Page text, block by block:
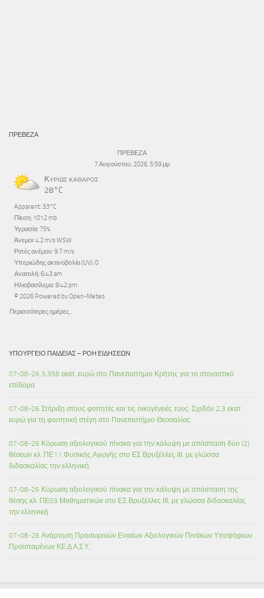
ΠΡΕΒΕΖΑ
ΠΡΕΒΕΖΑ
7 Αυγούστου, 2026, 5:59 μμ
Κυρίως καθαρός
28°C
Apparent: 33°C
Πίεση: 1012 mb
Υγρασία: 75%
Άνεμοι: 4.2 m/s WSW
Ριπές ανέμου: 9.7 m/s
Υπεριώδης ακτινοβολία (UV): 0
Ανατολή: 6:43 am
Ηλιοβασίλεμα: 8:42 pm
© 2026 Powered by Open-Meteo
Περισσότερες ημέρες...
ΥΠΟΥΡΓΕΊΟ ΠΑΙΔΕΊΑΣ – ΡΟΉ ΕΙΔΉΣΕΩΝ
07-08-26 3,358 εκατ. ευρώ στο Πανεπιστήμιο Κρήτης για το στεγαστικό
επίδομα
07-08-26 Στήριξη στους φοιτητές και τις οικογένειές τους: Σχεδόν 2,3 εκατ.
ευρώ για τη φοιτητική στέγη στο Πανεπιστήμιο Θεσσαλίας
07-08-26 Κύρωση αξιολογικού πίνακα για την κάλυψη με απόσπαση δύο (2)
θέσεων κλ. ΠΕ11 Φυσικής Αγωγής στο ΕΣ Βρυξέλλες ΙΙΙ, με γλώσσα
διδασκαλίας την ελληνική
07-08-26 Κύρωση αξιολογικού πίνακα για την κάλυψη με απόσπαση της
θέσης κλ. ΠΕ03 Μαθηματικών στο ΕΣ Βρυξέλλες ΙΙΙ, με γλώσσα διδασκαλίας
την ελληνική
07-08-26 Ανάρτηση Προσωρινών Ενιαίων Αξιολογικών Πινάκων Υποψήφιων
Προϊσταμένων ΚΕ.Δ.Α.Σ.Υ.